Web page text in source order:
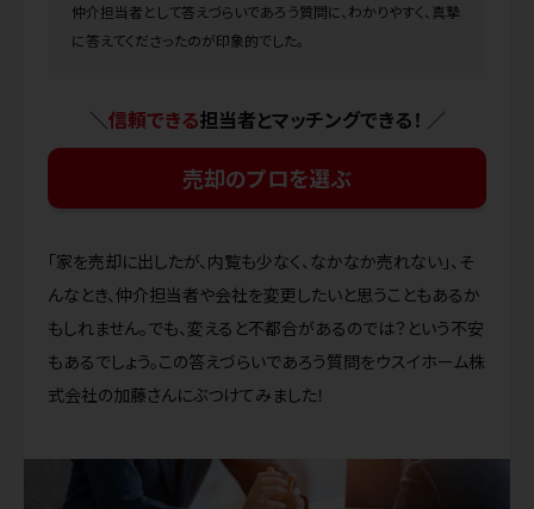
仲介担当者として答えづらいであろう質問に、わかりやすく、真摯
に答えてくださったのが印象的でした。
＼信頼できる担当者とマッチングできる！ ／
売却のプロを選ぶ
「家を売却に出したが、内覧も少なく、なかなか売れない」、そ
んなとき、仲介担当者や会社を変更したいと思うこともあるか
もしれません。でも、変えると不都合があるのでは？という不安
もあるでしょう。この答えづらいであろう質問をウスイホーム株
式会社の加藤さんにぶつけてみました！